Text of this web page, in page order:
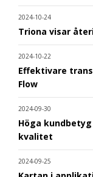
2024-10-24
Triona visar
2024-10-22
Effektivare
Flow
2024-09-30
Höga
kvalitet
2024-09-25